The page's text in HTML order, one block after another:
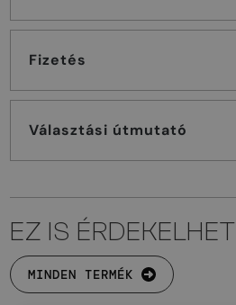
Fizetés
Választási útmutató
EZ IS ÉRDEKELHET
MINDEN TERMÉK